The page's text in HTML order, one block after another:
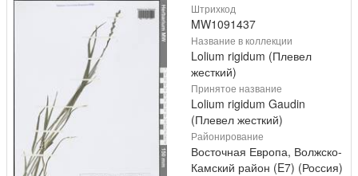
Штрихкод
MW1091437
Название в коллекции
Lolium rigidum (Плевел
жесткий)
Принятое название
Lolium rigidum Gaudin
(Плевел жесткий)
Районирование
Восточная Европа, Волжско-
Камский район (E7) (Россия)